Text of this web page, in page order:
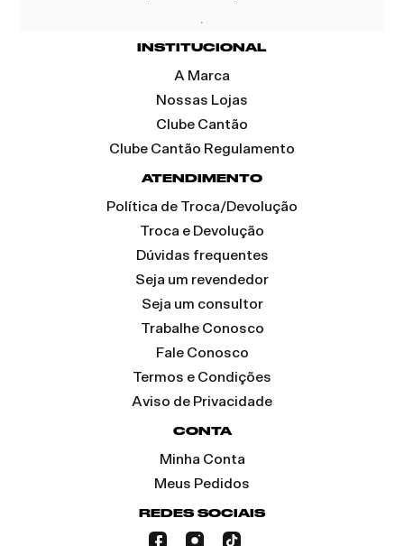
INSTITUCIONAL
A Marca
Nossas Lojas
Clube Cantão
Clube Cantão Regulamento
ATENDIMENTO
Política de Troca/Devolução
Troca e Devolução
Dúvidas frequentes
Seja um revendedor
Seja um consultor
Trabalhe Conosco
Fale Conosco
Termos e Condições
Aviso de Privacidade
CONTA
Minha Conta
Meus Pedidos
REDES SOCIAIS